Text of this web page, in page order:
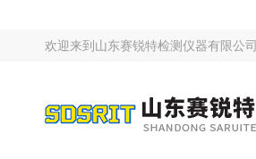
欢迎来到 山东赛锐特检测仪器有限公司